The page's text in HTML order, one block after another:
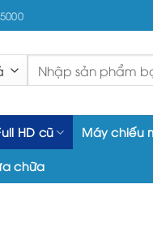
Tìm
kiếm:
HD cũ Máy chiếu
chữa